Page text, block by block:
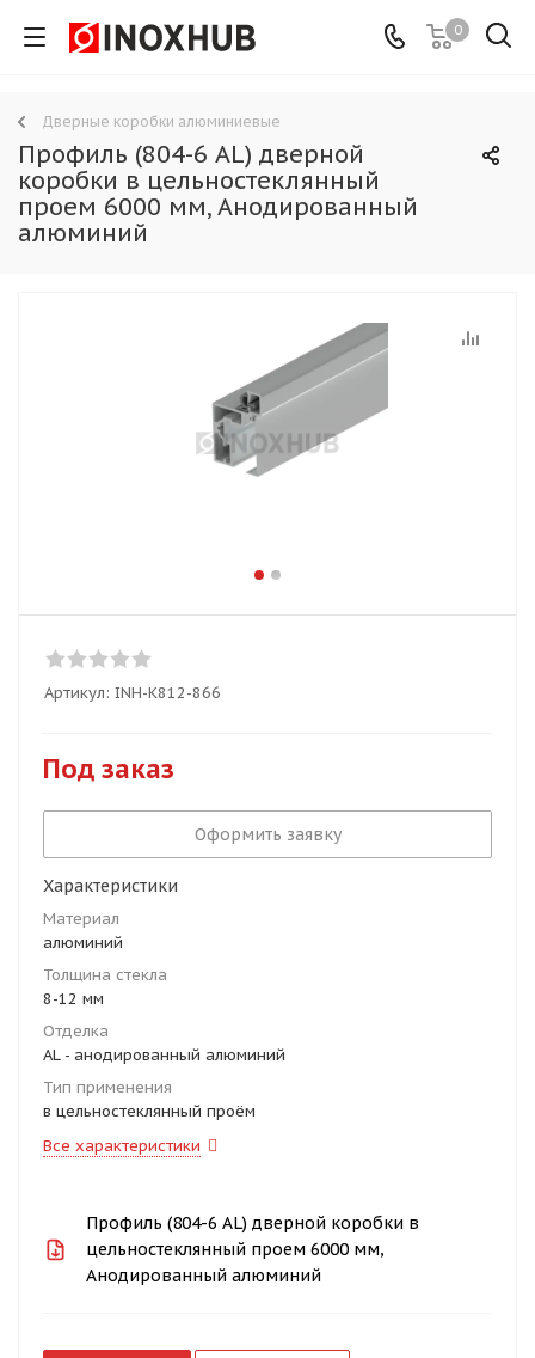
0
Дверные коробки алюминиевые
Профиль (804-6 AL) дверной
коробки в цельностеклянный
проем 6000 мм, Анодированный
алюминий
Артикул: INH-K812-866
Под заказ
Оформить заявку
Характеристики
Материал
алюминий
Толщина стекла
8-12 мм
Отделка
AL - анодированный алюминий
Тип применения
в цельностеклянный проём
Все характеристики
Профиль (804-6 AL) дверной коробки в
цельностеклянный проем 6000 мм,
Анодированный алюминий